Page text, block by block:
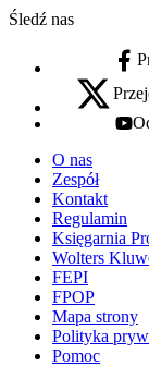
Śledź nas
x - otwiera
O nas
Zespół
Kontakt
Regulamin
Księgarnia
Wolters
FEPI
FPOP
Mapa strony
Polityka
Pomoc